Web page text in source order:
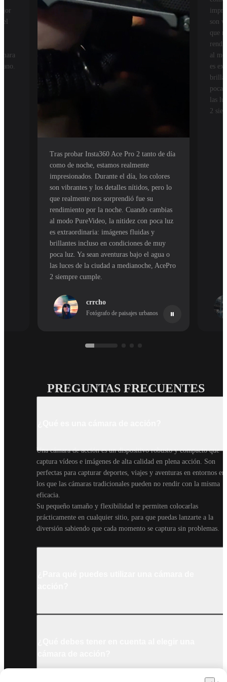
el
Tras probar Insta360 Ace Pro 2 tanto de día
como de noche, estamos realmente
impresionados. Durante el día, los colores
son vibrantes y los detalles nítidos, pero lo
que realmente nos sorprendió fue su
rendimiento por la noche. Cuando cambias
al modo PureVideo, la nitidez con poca luz
es extraordinaria: imágenes fluidas y
brillantes incluso en condiciones de muy
poca luz. Ya sean aventuras bajo el agua o
las luces de la ciudad a medianoche, AcePro
2 siempre cumple.
crrcho
Fotógrafo de paisajes urbanos
son
que
al
es
poca
las
2
PREGUNTAS FRECUENTES
Una cámara de acción es un dispositivo robusto y compacto que
captura vídeos e imágenes de alta calidad en plena acción. Son
perfectas para capturar deportes, viajes y aventuras en entornos en
los que las cámaras tradicionales pueden no rendir con la misma
eficacia.
Su pequeño tamaño y flexibilidad te permiten colocarlas
prácticamente en cualquier sitio, para que puedas lanzarte a la
diversión sabiendo que cada momento se captura sin problemas.